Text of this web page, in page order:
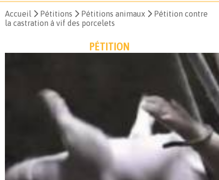
Accueil Pétitions Pétitions animaux
Pétition contre
la castration à vif des porcelets
PÉTITION